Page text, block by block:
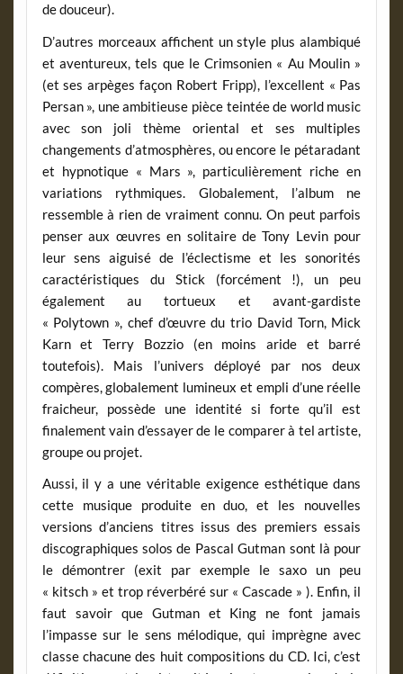
de douceur).
D’autres morceaux affichent un style plus alambiqué
et aventureux, tels que le Crimsonien « Au Moulin »
(et ses arpèges façon Robert Fripp), l’excellent « Pas
Persan », une ambitieuse pièce teintée de world music
avec son joli thème oriental et ses multiples
changements d’atmosphères, ou encore le pétaradant
et hypnotique « Mars », particulièrement riche en
variations rythmiques. Globalement, l’album ne
ressemble à rien de vraiment connu. On peut parfois
penser aux œuvres en solitaire de Tony Levin pour
leur sens aiguisé de l’éclectisme et les sonorités
caractéristiques du Stick (forcément !), un peu
également au tortueux et avant-gardiste
« Polytown », chef d’œuvre du trio David Torn, Mick
Karn et Terry Bozzio (en moins aride et barré
toutefois). Mais l’univers déployé par nos deux
compères, globalement lumineux et empli d’une réelle
fraicheur, possède une identité si forte qu’il est
finalement vain d’essayer de le comparer à tel artiste,
groupe ou projet.
Aussi, il y a une véritable exigence esthétique dans
cette musique produite en duo, et les nouvelles
versions d’anciens titres issus des premiers essais
discographiques solos de Pascal Gutman sont là pour
le démontrer (exit par exemple le saxo un peu
« kitsch » et trop réverbéré sur « Cascade » ). Enfin, il
faut savoir que Gutman et King ne font jamais
l’impasse sur le sens mélodique, qui imprègne avec
classe chacune des huit compositions du CD. Ici, c’est